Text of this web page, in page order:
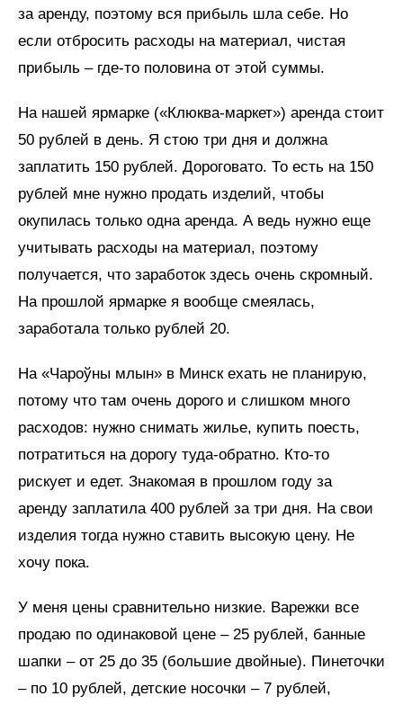
за аренду, поэтому вся прибыль шла себе. Но
если отбросить расходы на материал, чистая
прибыль – где-то половина от этой суммы.
На нашей ярмарке («Клюква-маркет») аренда стоит
50 рублей в день. Я стою три дня и должна
заплатить 150 рублей. Дороговато. То есть на 150
рублей мне нужно продать изделий, чтобы
окупилась только одна аренда. А ведь нужно еще
учитывать расходы на материал, поэтому
получается, что заработок здесь очень скромный.
На прошлой ярмарке я вообще смеялась,
заработала только рублей 20.
На «Чароўны млын» в Минск ехать не планирую,
потому что там очень дорого и слишком много
расходов: нужно снимать жилье, купить поесть,
потратиться на дорогу туда-обратно. Кто-то
рискует и едет. Знакомая в прошлом году за
аренду заплатила 400 рублей за три дня. На свои
изделия тогда нужно ставить высокую цену. Не
хочу пока.
У меня цены сравнительно низкие. Варежки все
продаю по одинаковой цене – 25 рублей, банные
шапки – от 25 до 35 (большие двойные). Пинеточки
– по 10 рублей, детские носочки – 7 рублей,